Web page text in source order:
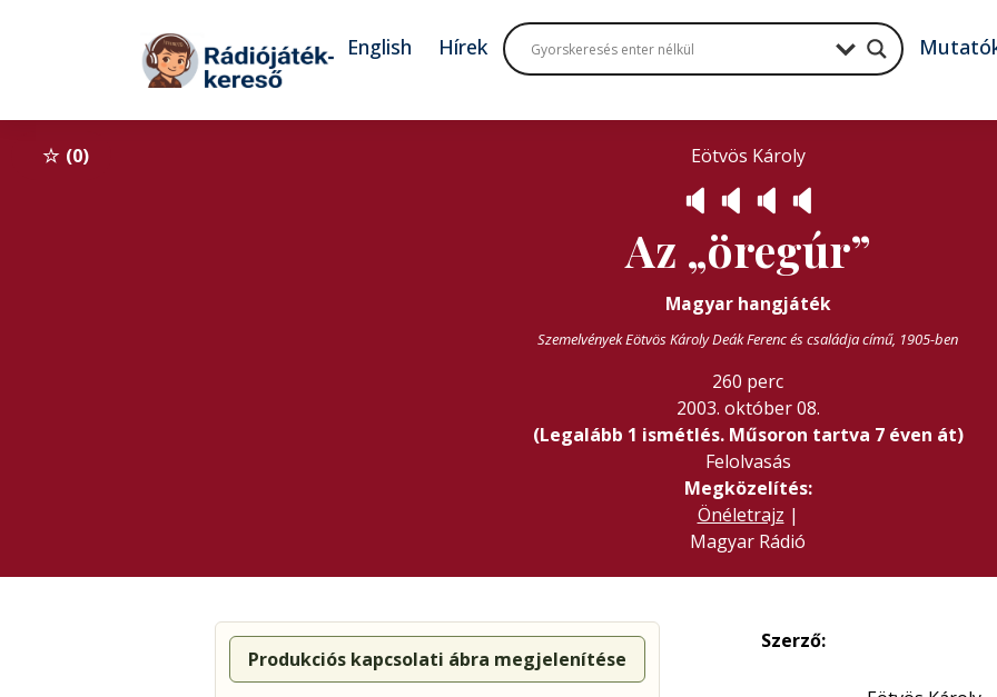
Tovább a tartalomhoz
English Hírek
0 Eötvös Károly
🔈 🔈 🔈 🔈
Az „öregúr”
Magyar hangjáték
Szemelvények Eötvös Károly Deák Ferenc és családja című, 1905-ben
260 perc
2003. október 08.
(Legalább 1 ismétlés. Műsoron tartva 7 éven át)
Felolvasás
Megközelítés:
Önéletrajz |
Magyar Rádió
Produkciós kapcsolati ábra megjelenítése
Szerző: